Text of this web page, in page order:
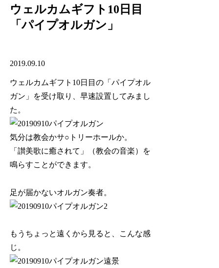
ウェルカムギフト10日目
「パイプオルガン」
2019.09.10
ウェルカムギフト10日目の「パイプオル
ガン」を受け取り、早速設置してみまし
た。
気分は教会かサ○トリーホールか。
「讃美歌に癒されて」（教会の音楽）を
鳴らすことができます。
足が届かないオルガン奏者。
もうちょっと遠くから見ると、こんな感
じ。